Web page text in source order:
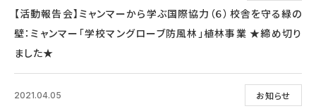
【活動報告会】ミャンマーから学ぶ国際協力（６）校舎を守る緑の
壁：ミャンマー「学校マングローブ防風林」植林事業 ★締め切り
ました★
お知らせ
2021.04.05